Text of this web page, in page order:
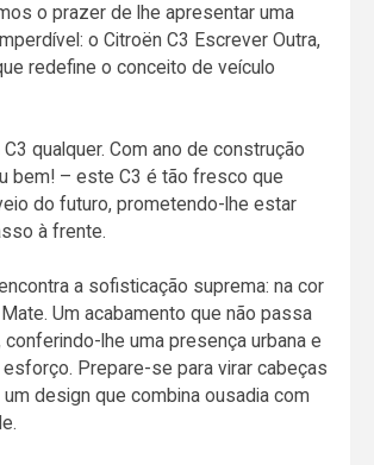
o prazer de lhe apresentar uma
o Citroën C3 Escrever Outra,
redefine o conceito de veículo
qualquer. Com ano de construção
bem! – este C3 é tão fresco que
do futuro, prometendo-lhe estar
à frente.
a sofisticação suprema: na cor
Um acabamento que não passa
lhe uma presença urbana e
Prepare-se para virar cabeças
design que combina ousadia com